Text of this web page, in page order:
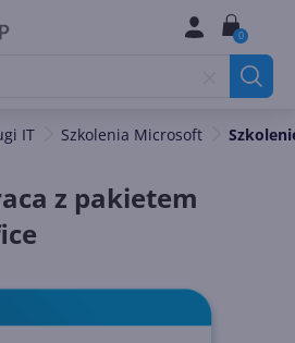
0
IT Szkolenia Microsoft
z pakietem